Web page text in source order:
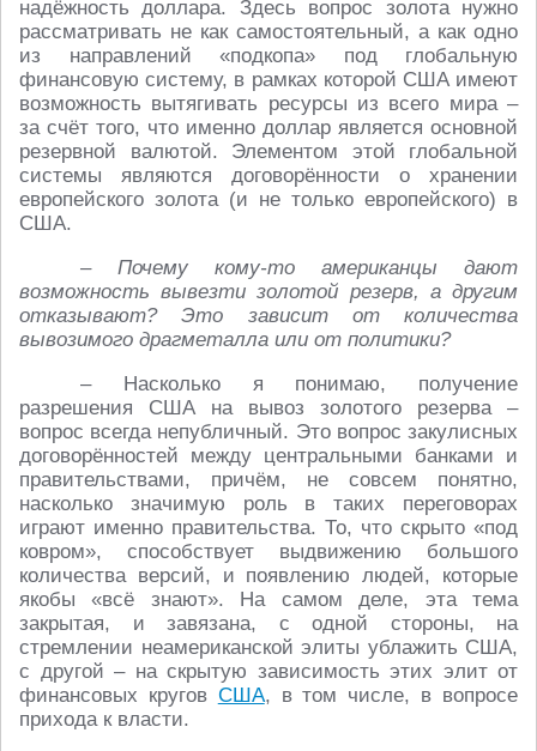
надёжность доллара. Здесь вопрос золота нужно
рассматривать не как самостоятельный, а как одно
из направлений «подкопа» под глобальную
финансовую систему, в рамках которой США имеют
возможность вытягивать ресурсы из всего мира –
за счёт того, что именно доллар является основной
резервной валютой. Элементом этой глобальной
системы являются договорённости о хранении
европейского золота (и не только европейского) в
США.
– Почему кому-то американцы дают
возможность вывезти золотой резерв, а другим
отказывают? Это зависит от количества
вывозимого драгметалла или от политики?
– Насколько я понимаю, получение
разрешения США на вывоз золотого резерва –
вопрос всегда непубличный. Это вопрос закулисных
договорённостей между центральными банками и
правительствами, причём, не совсем понятно,
насколько значимую роль в таких переговорах
играют именно правительства. То, что скрыто «под
ковром», способствует выдвижению большого
количества версий, и появлению людей, которые
якобы «всё знают». На самом деле, эта тема
закрытая, и завязана, с одной стороны, на
стремлении неамериканской элиты ублажить США,
с другой – на скрытую зависимость этих элит от
финансовых кругов США, в том числе, в вопросе
прихода к власти.